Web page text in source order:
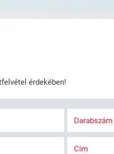
érdekében!
Darabszám
Cím